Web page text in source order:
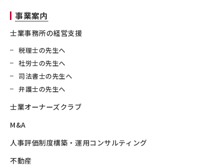
事業案内
士業事務所の経営支援
税理士の先生へ
社労士の先生へ
司法書士の先生へ
弁護士の先生へ
士業オーナーズクラブ
M&A
人事評価制度構築・運用コンサルティング
不動産